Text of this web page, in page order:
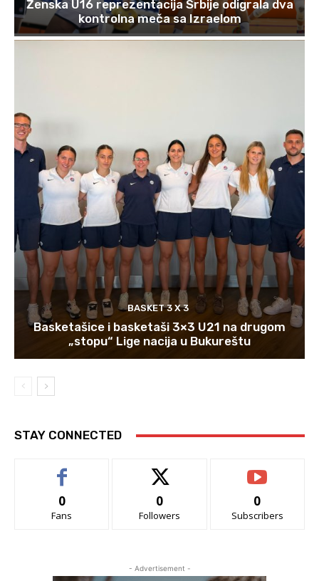
Ženska U16 reprezentacija Srbije odigrala dva
kontrolna meča sa Izraelom
BASKET 3 X 3
Basketašice i basketaši 3×3 U21 na drugom
„stopu“ Lige nacija u Bukureštu
STAY CONNECTED
0
Fans
0
Followers
0
Subscribers
- Advertisement -